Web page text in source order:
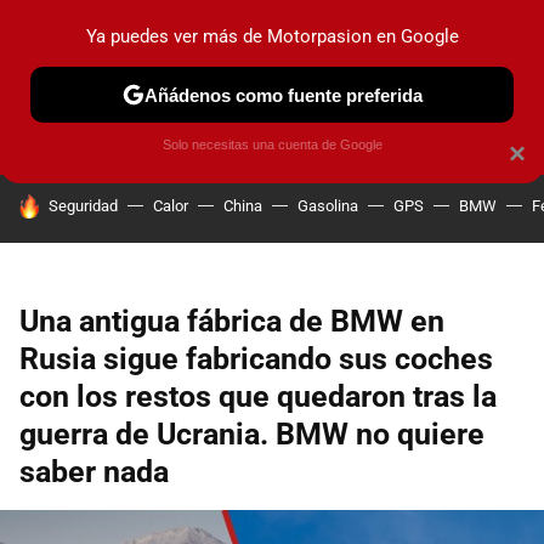
PRUEBAS COCHES ELÉCTRICOS OBSERVATORIO
HOY SE HABLA DE
Seguridad Calor China Gasolina GPS BMW
Una antigua fábrica de BMW en
Rusia sigue fabricando sus coches
con los restos que quedaron tras la
guerra de Ucrania. BMW no quiere
saber nada
×
Ya puedes ver más de Motorpasion en Google
Añádenos como fuente preferida
Solo necesitas una cuenta de Google